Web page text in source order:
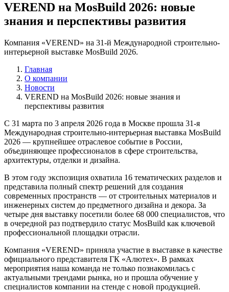
VEREND на MosBuild 2026: новые
знания и перспективы развития
Компания «VEREND» на 31-й Международной строительно-
интерьерной выставке MosBuild 2026.
Главная
О компании
Новости
VEREND на MosBuild 2026: новые знания и
перспективы развития
С 31 марта по 3 апреля 2026 года в Москве прошла 31-я
Международная строительно-интерьерная выставка MosBuild
2026 — крупнейшее отраслевое событие в России,
объединяющее профессионалов в сфере строительства,
архитектуры, отделки и дизайна.
В этом году экспозиция охватила 16 тематических разделов и
представила полный спектр решений для создания
современных пространств — от строительных материалов и
инженерных систем до предметного дизайна и декора. За
четыре дня выставку посетили более 68 000 специалистов, что
в очередной раз подтвердило статус MosBuild как ключевой
профессиональной площадки отрасли.
Компания «VEREND» приняла участие в выставке в качестве
официального представителя ГК «Алютех». В рамках
мероприятия наша команда не только познакомилась с
актуальными трендами рынка, но и прошла обучение у
специалистов компании на стенде с новой продукцией.